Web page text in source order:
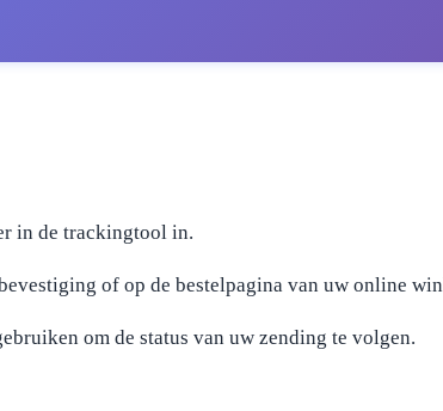
in de trackingtool in.
of op de bestelpagina van uw online
om de status van uw zending te volgen.